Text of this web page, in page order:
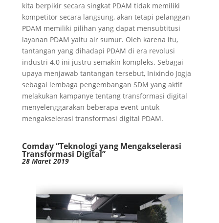
kita berpikir secara singkat PDAM tidak memiliki
kompetitor secara langsung, akan tetapi pelanggan
PDAM memiliki pilihan yang dapat mensubtitusi
layanan PDAM yaitu air sumur. Oleh karena itu,
tantangan yang dihadapi PDAM di era revolusi
industri 4.0 ini justru semakin kompleks. Sebagai
upaya menjawab tantangan tersebut, Inixindo Jogja
sebagai lembaga pengembangan SDM yang aktif
melakukan kampanye tentang transformasi digital
menyelenggarakan beberapa event untuk
mengakselerasi transformasi digital PDAM.
Comday “Teknologi yang Mengakselerasi
Transformasi Digital”
28 Maret 2019